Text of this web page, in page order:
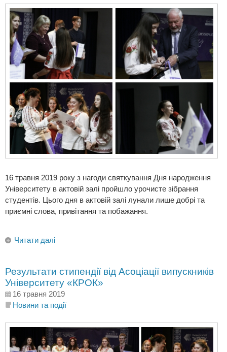
16 травня 2019 року з нагоди святкування Дня народження
Університету в актовій залі пройшло урочисте зібрання
студентів. Цього дня в актовій залі лунали лише добрі та
приємні слова, привітання та побажання.
Читати далі
Результати стипендії від Асоціації випускників
Університету «КРОК»
16 травня 2019
Новини та події